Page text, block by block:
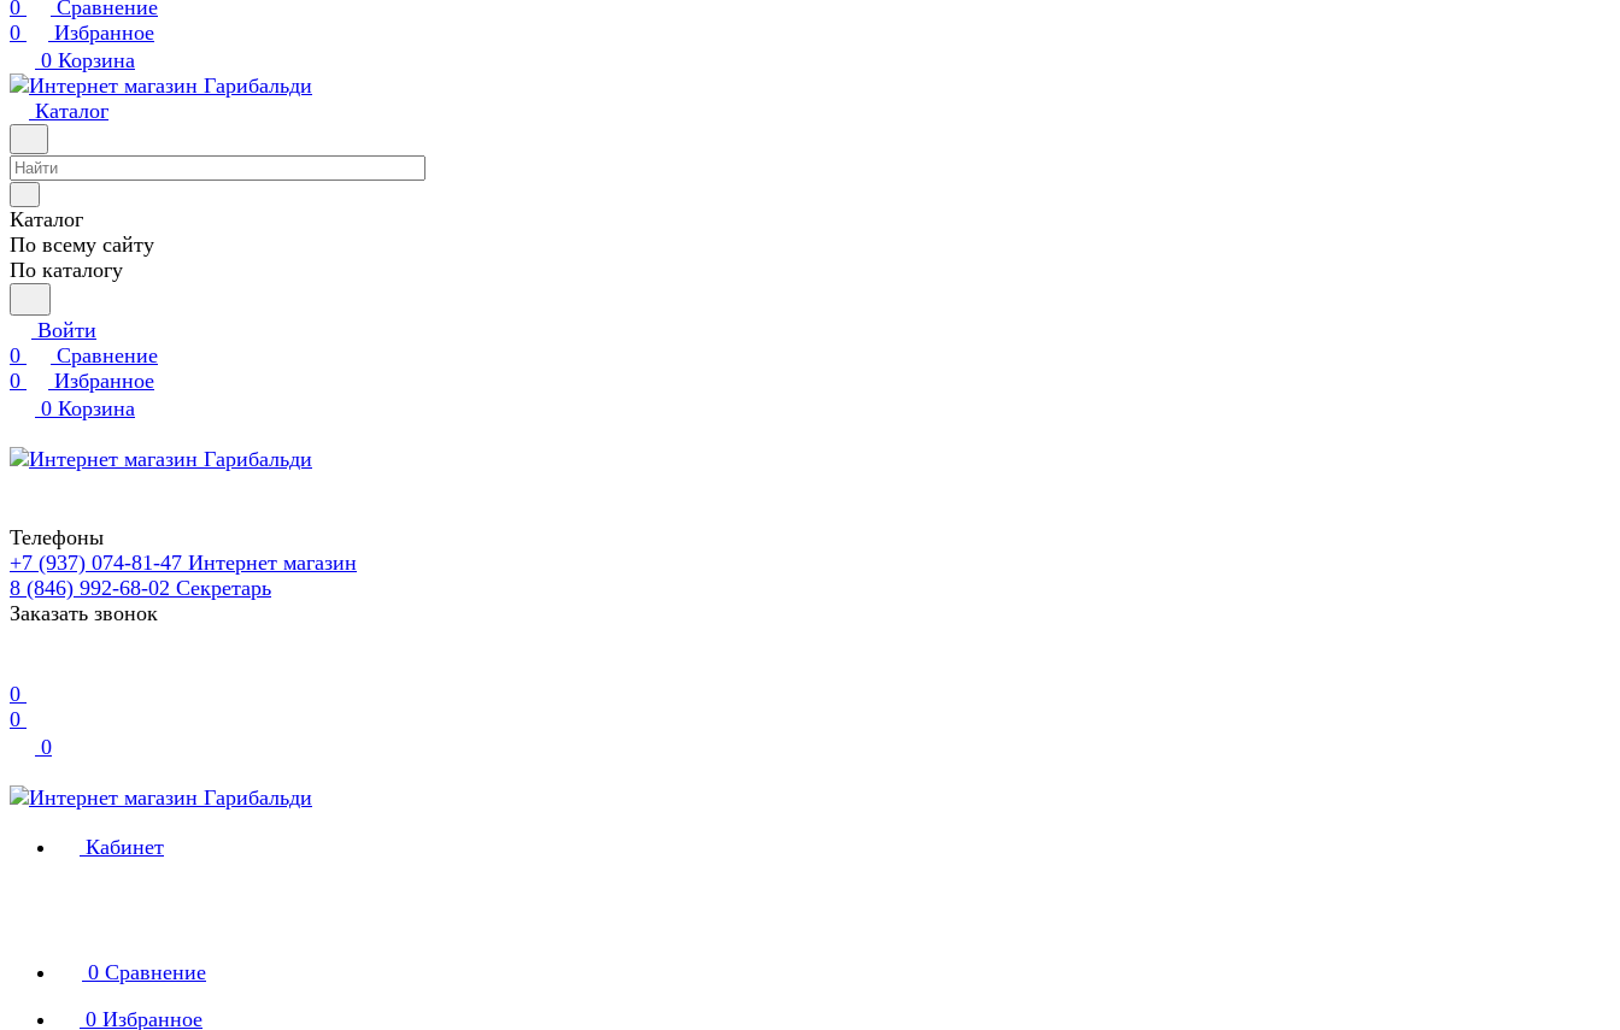
0
Сравнение
0
Избранное
0 Корзина
Каталог
Каталог
По всему сайту
По каталогу
Войти
0
Сравнение
0
Избранное
0 Корзина
Телефоны
+7 (937) 074-81-47 Интернет магазин
8 (846) 992-68-02 Секретарь
Заказать звонок
0
0
0
Кабинет
0 Сравнение
0 Избранное